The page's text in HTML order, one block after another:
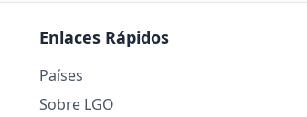
Enlaces Rápidos
Países
Sobre LGO